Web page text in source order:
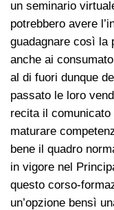
un seminario
potrebbero avere
guadagnare così la
anche ai
al di fuori dunque
passato le loro
recita il
maturare
bene il quadro
in vigore nel
questo corso-
un’opzione bensì